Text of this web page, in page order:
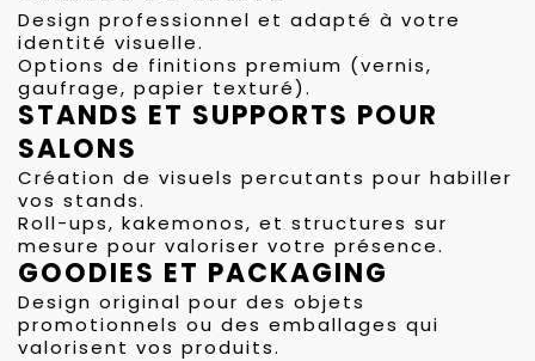
Design professionnel et adapté à votre
identité visuelle.
Options de finitions premium (vernis,
gaufrage, papier texturé).
STANDS ET SUPPORTS POUR
SALONS
Création de visuels percutants pour habiller
vos stands.
Roll-ups, kakemonos, et structures sur
mesure pour valoriser votre présence.
GOODIES ET PACKAGING
Design original pour des objets
promotionnels ou des emballages qui
valorisent vos produits.